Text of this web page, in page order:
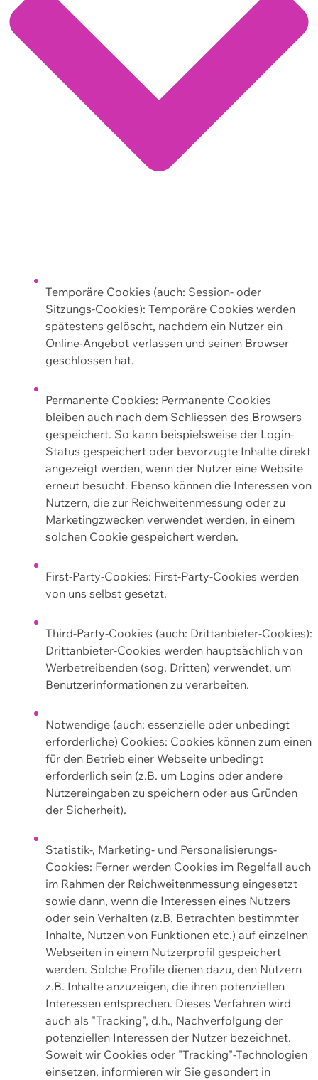
Temporäre Cookies (auch: Session- oder
Sitzungs-Cookies): Temporäre Cookies werden
spätestens gelöscht, nachdem ein Nutzer ein
Online-Angebot verlassen und seinen Browser
geschlossen hat.
Permanente Cookies: Permanente Cookies
bleiben auch nach dem Schliessen des Browsers
gespeichert. So kann beispielsweise der Login-
Status gespeichert oder bevorzugte Inhalte direkt
angezeigt werden, wenn der Nutzer eine Website
erneut besucht. Ebenso können die Interessen von
Nutzern, die zur Reichweitenmessung oder zu
Marketingzwecken verwendet werden, in einem
solchen Cookie gespeichert werden.
First-Party-Cookies: First-Party-Cookies werden
von uns selbst gesetzt.
Third-Party-Cookies (auch: Drittanbieter-Cookies):
Drittanbieter-Cookies werden hauptsächlich von
Werbetreibenden (sog. Dritten) verwendet, um
Benutzerinformationen zu verarbeiten.
Notwendige (auch: essenzielle oder unbedingt
erforderliche) Cookies: Cookies können zum einen
für den Betrieb einer Webseite unbedingt
erforderlich sein (z.B. um Logins oder andere
Nutzereingaben zu speichern oder aus Gründen
der Sicherheit).
Statistik-, Marketing- und Personalisierungs-
Cookies: Ferner werden Cookies im Regelfall auch
im Rahmen der Reichweitenmessung eingesetzt
sowie dann, wenn die Interessen eines Nutzers
oder sein Verhalten (z.B. Betrachten bestimmter
Inhalte, Nutzen von Funktionen etc.) auf einzelnen
Webseiten in einem Nutzerprofil gespeichert
werden. Solche Profile dienen dazu, den Nutzern
z.B. Inhalte anzuzeigen, die ihren potenziellen
Interessen entsprechen. Dieses Verfahren wird
auch als "Tracking", d.h., Nachverfolgung der
potenziellen Interessen der Nutzer bezeichnet.
Soweit wir Cookies oder "Tracking"-Technologien
einsetzen, informieren wir Sie gesondert in